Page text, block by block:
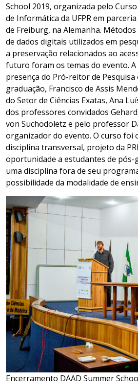
School 2019, organizada pelo
de Informática da UFPR em
de Freiburg, na Alemanha.
de dados digitais utilizados em
a preservação relacionados ao
futuro foram os temas do evento. A
presença do Pró-reitor de Pesquisa
graduação, Francisco de Assis
do Setor de Ciências Exatas, Ana
dos professores convidados
von Suchodoletz e pelo professor
organizador do evento. O curso foi
disciplina transversal, projeto da
oportunidade a estudantes de pós-
uma disciplina fora de seu
possibilidade da modalidade de
Encerramento DAAD Summer